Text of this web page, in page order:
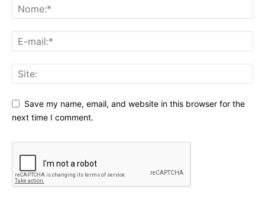
Save my name, email, and website in this browser for the
next time I comment.